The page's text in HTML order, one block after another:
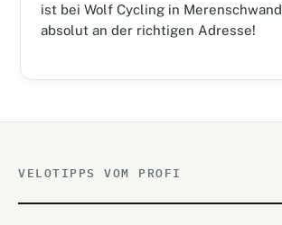
ist bei Wolf Cycling in Merenschwand
absolut an der richtigen Adresse!
VELOTIPPS VOM PROFI